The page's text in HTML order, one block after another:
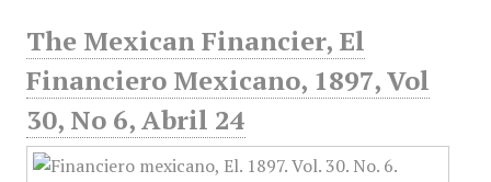
The Mexican Financier, El
Financiero Mexicano, 1897, Vol
30, No 6, Abril 24